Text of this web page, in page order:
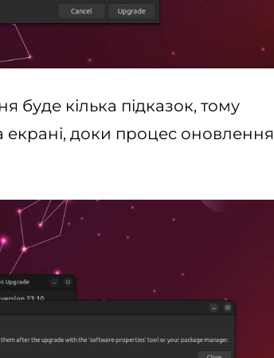
буде кілька підказок, тому
екрані, доки процес оновлення